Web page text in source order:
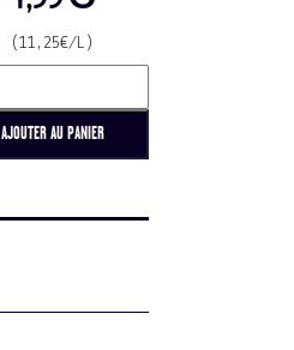
(11,25€/L)
Guardians
of
AJOUTER AU PANIER